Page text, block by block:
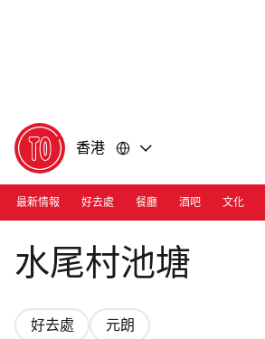
香港
最新情報 好去處 餐廳 酒吧 文化
Photograph: EC
水尾村池塘
好去處 元朗